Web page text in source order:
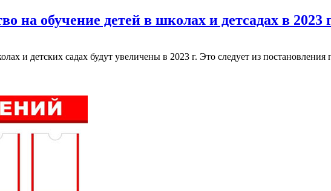
на обучение детей в школах и детсадах в 2023
и детских садах будут увеличены в 2023 г. Это следует из